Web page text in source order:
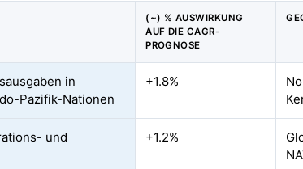
(~) % AUSWIRKUNG
AUF DIE CAGR-
PROGNOSE
in
Pazifik-Nationen
+1.8%
und
+1.2%